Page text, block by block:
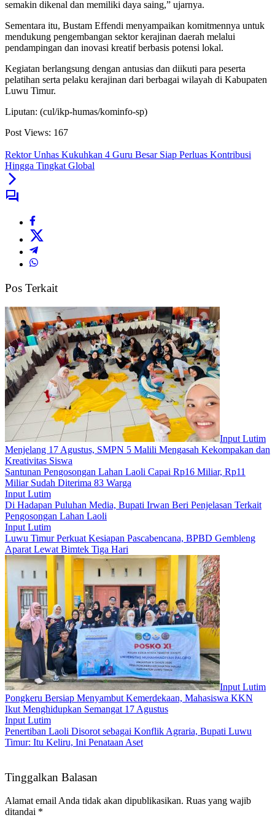
semakin dikenal dan memiliki daya saing,” ujarnya.
Sementara itu, Bustam Effendi menyampaikan komitmennya untuk
mendukung pengembangan sektor kerajinan daerah melalui
pendampingan dan inovasi kreatif berbasis potensi lokal.
Kegiatan berlangsung dengan antusias dan diikuti para peserta
pelatihan serta pelaku kerajinan dari berbagai wilayah di Kabupaten
Luwu Timur.
Liputan: (cul/ikp-humas/kominfo-sp)
Post Views: 167
Rektor Unhas Kukuhkan 4 Guru Besar Siap Perluas Kontribusi
Hingga Tingkat Global
Pos Terkait
Input Lutim
Menjelang 17 Agustus, SMPN 5 Malili Mengasah Kekompakan dan
Kreativitas Siswa
Santunan Pengosongan Lahan Laoli Capai Rp16 Miliar, Rp11
Miliar Sudah Diterima 83 Warga
Input Lutim
Di Hadapan Puluhan Media, Bupati Irwan Beri Penjelasan Terkait
Pengosongan Lahan Laoli
Input Lutim
Luwu Timur Perkuat Kesiapan Pascabencana, BPBD Gembleng
Aparat Lewat Bimtek Tiga Hari
Input Lutim
Pongkeru Bersiap Menyambut Kemerdekaan, Mahasiswa KKN
Ikut Menghidupkan Semangat 17 Agustus
Input Lutim
Penertiban Laoli Disorot sebagai Konflik Agraria, Bupati Luwu
Timur: Itu Keliru, Ini Penataan Aset
Tinggalkan Balasan
Alamat email Anda tidak akan dipublikasikan. Ruas yang wajib
ditandai *